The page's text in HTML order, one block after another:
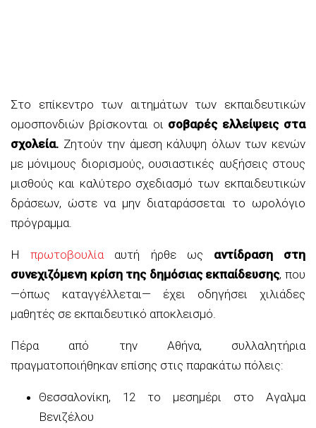
Στο επίκεντρο των αιτημάτων των εκπαιδευτικών
ομοσπονδιών βρίσκονται οι σοβαρές ελλείψεις στα
σχολεία. Ζητούν την άμεση κάλυψη όλων των κενών
με μόνιμους διορισμούς, ουσιαστικές αυξήσεις στους
μισθούς και καλύτερο σχεδιασμό των εκπαιδευτικών
δράσεων, ώστε να μην διαταράσσεται το ωρολόγιο
πρόγραμμα.
Ηπρωτοβουλία αυτή ήρθε ως αντίδραση στη
συνεχιζόμενη κρίση της δημόσιας εκπαίδευσης, που
—όπως καταγγέλλεται— έχει οδηγήσει χιλιάδες
μαθητές σε εκπαιδευτικό αποκλεισμό.
Πέρα από την Αθήνα, συλλαλητήρια
πραγματοποιήθηκαν επίσης στις παρακάτω πόλεις:
Θεσσαλονίκη, 12 το μεσημέρι στο Αγαλμα
Βενιζέλου